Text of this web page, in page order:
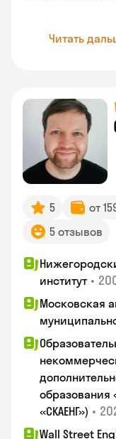
Читать
5 от
5 отзывов
институт •
Московская
образования
«СКАЕНГ») •
Wall Street